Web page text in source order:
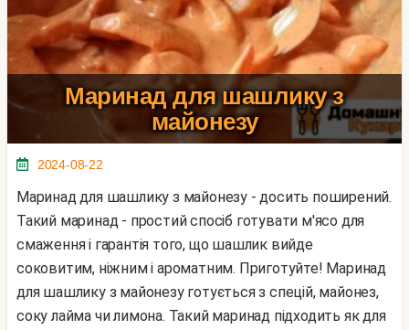
Маринад для шашлику з
майонезу
2024-08-22
Маринад для шашлику з майонезу - досить поширений.
Такий маринад - простий спосіб готувати м'ясо для
смаження і гарантія того, що шашлик вийде
соковитим, ніжним і ароматним. Приготуйте! Маринад
для шашлику з майонезу готується з спецій, майонез,
соку лайма чи лимона. Такий маринад підходить як для